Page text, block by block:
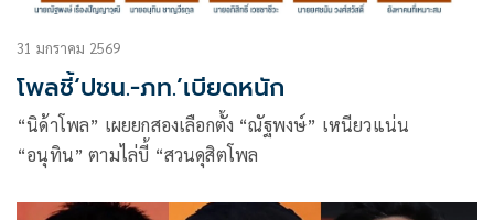
31 มกราคม 2569
โพลชี้‘ปชน.-ภท.’เบียดหนัก
“นิด้าโพล” เผยยกสองเลือกตั้ง “ณัฐพงษ์” เหนียวแน่น
“อนุทิน” ตามไล่บี้ “สวนดุสิตโพล